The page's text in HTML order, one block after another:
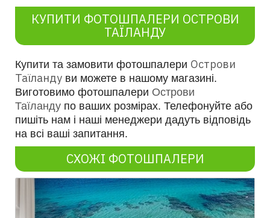
КУПИТИ ФОТОШПАЛЕРИ ОСТРОВИ
ТАЇЛАНДУ
Купити та замовити фотошпалери Острови
Таїланду ви можете в нашому магазині.
Виготовимо фотошпалери Острови
Таїланду по ваших розмірах. Телефонуйте або
пишіть нам і наші менеджери дадуть відповідь
на всі ваші запитання.
СХОЖІ ФОТОШПАЛЕРИ